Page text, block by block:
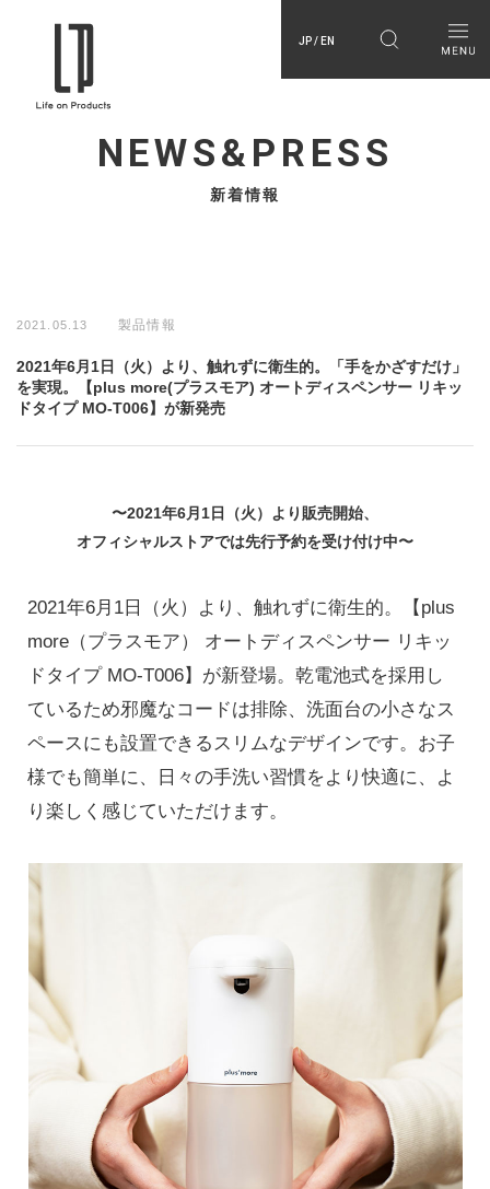
JP / EN
NEWS&PRESS
新着情報
2021.05.13 製品情報
2021年6⽉1⽇（火）より、触れずに衛生的。「手をかざすだけ」
を実現。【plus more(プラスモア) オートディスペンサー リキッ
ドタイプ MO-T006】が新発売
〜2021年6⽉1⽇（火）より販売開始、
オフィシャルストアでは先⾏予約を受け付け中〜
2021年6⽉1⽇（火）より、触れずに衛生的。【plus
more（プラスモア） オートディスペンサー リキッ
ドタイプ MO-T006】が新登場。乾電池式を採用し
ているため邪魔なコードは排除、洗面台の小さなス
ペースにも設置できるスリムなデザインです。お子
様でも簡単に、日々の手洗い習慣をより快適に、よ
り楽しく感じていただけます。